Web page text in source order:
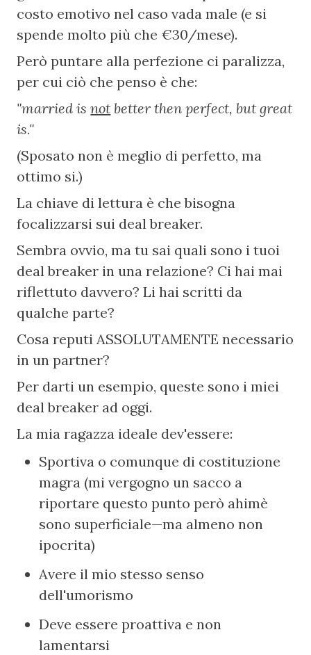
costo emotivo nel caso vada male (e si
spende molto più che €30/mese).
Però puntare alla perfezione ci paralizza,
per cui ciò che penso è che:
"married is not better then perfect, but great
is."
(Sposato non è meglio di perfetto, ma
ottimo si.)
La chiave di lettura è che bisogna
focalizzarsi sui deal breaker.
Sembra ovvio, ma tu sai quali sono i tuoi
deal breaker in una relazione? Ci hai mai
riflettuto davvero? Li hai scritti da
qualche parte?
Cosa reputi ASSOLUTAMENTE necessario
in un partner?
Per darti un esempio, queste sono i miei
deal breaker ad oggi.
La mia ragazza ideale dev'essere:
Sportiva o comunque di costituzione
magra (mi vergogno un sacco a
riportare questo punto però ahimè
sono superficiale—ma almeno non
ipocrita)
Avere il mio stesso senso
dell'umorismo
Deve essere proattiva e non
lamentarsi